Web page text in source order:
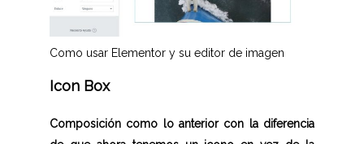
Como usar Elementor y su editor de imagen
Icon Box
Composición como lo anterior con la diferencia